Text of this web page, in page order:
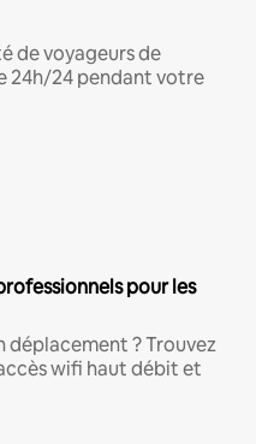
de voyageurs de
24h/24 pendant votre
pour les
déplacement ? Trouvez
wifi haut débit et